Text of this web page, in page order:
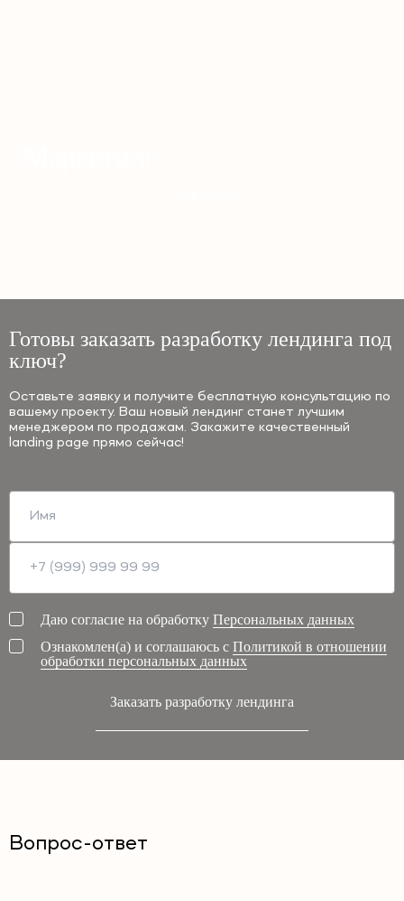
Готовы заказать разработку лендинга под
ключ?
Оставьте заявку и получите бесплатную консультацию по
вашему проекту. Ваш новый лендинг станет лучшим
менеджером по продажам. Закажите качественный
landing page прямо сейчас!
Даю согласие на обработку Персональных данных
Ознакомлен(а) и соглашаюсь с Политикой в отношении
обработки персональных данных
Заказать разработку лендинга
Вопрос-ответ